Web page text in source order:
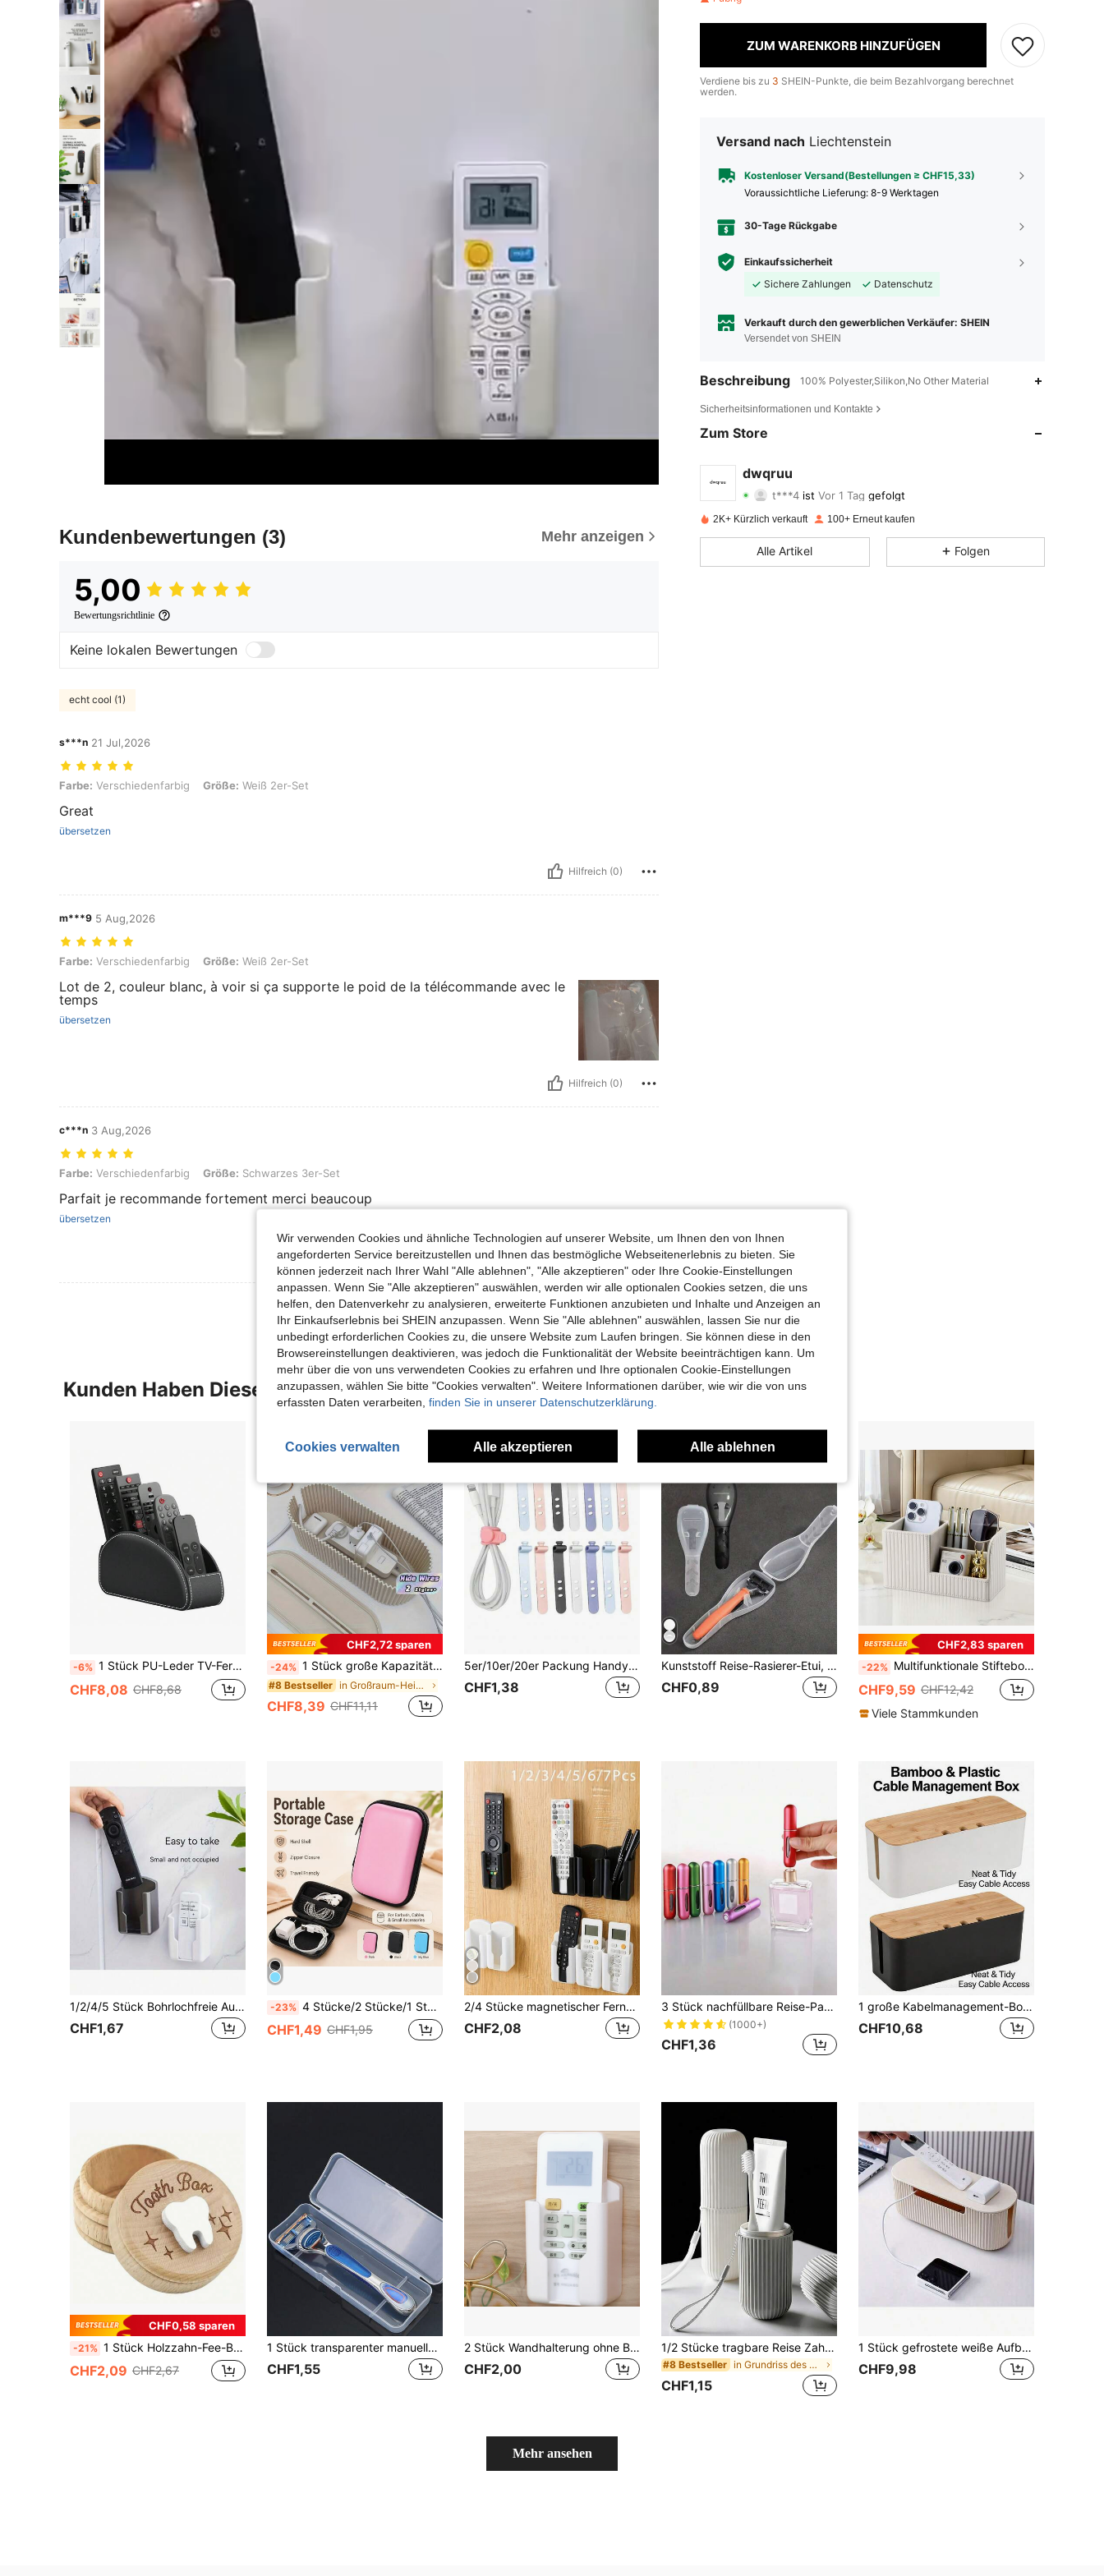
Kundenbewertungen (3) Mehr anzeigen
5,00
Bewertungsrichtlinie
Keine lokalen Bewertungen
echt cool (1)
s***n 21 Jul,2026
Farbe: Verschiedenfarbig, Größe: Weiß 2er-Set
Farbe: Verschiedenfarbig Größe: Weiß 2er-Set
Great
übersetzen
Hilfreich (0)
m***9 5 Aug,2026
Farbe: Verschiedenfarbig, Größe: Weiß 2er-Set
Farbe: Verschiedenfarbig Größe: Weiß 2er-Set
Lot de 2, couleur blanc, à voir si ça supporte le poid de la télécommande avec le
temps
übersetzen
Hilfreich (0)
c***n 3 Aug,2026
Farbe: Verschiedenfarbig, Größe: Schwarzes 3er-Set
Farbe: Verschiedenfarbig Größe: Schwarzes 3er-Set
Parfait je recommande fortement merci beaucoup
übersetzen
Hilfreich (0)
ZUM WARENKORB HINZUFÜGEN
Verdiene bis zu 3 SHEIN-Punkte, die beim Bezahlvorgang berechnet
werden.
Versand nach Liechtenstein
Kostenloser Versand(Bestellungen ≥ CHF15,33)
Voraussichtliche Lieferung: 8-9 Werktagen
30-Tage Rückgabe
Einkaufssicherheit
Sichere Zahlungen
Datenschutz
Verkauft durch den gewerblichen Verkäufer: SHEIN
Versendet von SHEIN
Beschreibung 100% Polyester,Silikon,No Other Material
Sicherheitsinformationen und Kontakte
Zum Store
dwqruu
4,68
t***4 ist Vor 1 Tag gefolgt
4,68
2K+ Kürzlich verkauft 100+ Erneut kaufen
Alle Artikel Folgen
Kunden Haben Diese Artikel Auch Angeschaut
-6% 1 Stück PU-Leder TV-Fernbedienung Aufbewahrungsbox - 5 Fächer Schreibtisch Organizer, kann TV-Fernbedienung, Make-up Pinsel, Schreibwaren, Brillen und kleine Gegenstände aufbewahren - stilvoll und praktisch, geeignet für Zuhause, Schlafzimmer und Wohnzimmer
CHF8,08 CHF8,68
CHF2,72 sparen
-24% 1 Stück große Kapazität Desktop Kabel Management Box Steckdosenleiste Organizer Kabel Sicherheits Aufbewahrung versteckt unordentliche Kabel 2 Farboptionen robuster Kunststoff für Zuhause Büro Computer Schreibtisch Kabel Organizer Kabel Verstecker
#8 Bestseller in Großraum-Heimspeicher Aufbewahrungsboxen, Flasc
CHF8,39 CHF11,11
5er/10er/20er Packung Handy-Kabelorganizer-Clips, Kopfhörer-Kabelclips, Ladekabel-Kabelmanagement-Clips, 3-Loch-Kabelaufbewahrungs-Befestigungsclips, Datenkabel-Wickelspulen-Riemen
CHF1,38
Kunststoff Reise-Rasierer-Etui, tragbare Rasierer-Aufbewahrungsbox, geeignet für Outdoor-Camping und Geschäftsreisen, transparente staubdichte Reise-Aufbewahrungsbox, langanhaltend Kunststoff-Rasierer-Halter, unverzichtbar für Schulausflüge, Strand und Sommerurlaub
CHF0,89
CHF2,83 sparen
-22% Multifunktionale Stiftebox - Geeignet für Büro- und Schulmaterial, platzsparendes Design, modisches Aussehen - Aufbewahrungsbox für Wohnzimmer, Handy- und Medienzubehör-Organizer, Aufbewahrungsbox für den Schreibtisch
CHF9,59 CHF12,42
Viele Stammkunden
1/2/4/5 Stück Bohrlochfreie Aufbewahrungsbox für Klimaanlagen- und TV-Fernbedienung, wandmontierte Fernbedienungsbox für das Badezimmer
CHF1,67
-23% 4 Stücke/2 Stücke/1 Stück tragbare Hartschalen-Aufbewahrungsbox, Mini-Reißverschluss-Elektronik-Organizer-Tasche mit Netzfach, kompakte Aufbewahrungstasche für Kopfhörer, Kabel und Ladegeräte, tragbare Reisetasche, geeignet für Kopfhörer, USB-Kabel, kleine Accessoires, Schreibtisch- und Taschenaufbewahrung
CHF1,49 CHF1,95
2/4 Stücke magnetischer Fernbedienungshalter, wandmontiert, ohne Bohren selbstklebend, geeignet für TV- und Klimaanlagen-Fernbedienungen, einfache Installation, schwarz, ovales Design, stabile Befestigung, Fernbedienungsorganizer für Zuhause
CHF2,08
3 Stück nachfüllbare Reise-Parfümzerstäuber, wiederverwendbare kleine Sprühflaschen, tragbarer Mini-Parfümzerstäuber für Reisen, Urlaub und Outdoor-Aktivitäten, geeignet für Frauen und Männer
(1000+)
CHF1,36
1 große Kabelmanagement-Box - Kabelaufbewahrung und Schutzabdeckung im Holzstil, Kabelorganizer-Box und Deckel im Holzstil, Ladegerät-Organizer und Kabelaufwickler, Desktop-Kabelmanagement, Strom- und Ladekabel-Aufbewahrungsbox mit Deckel - Organisieren Sie Kabel, Datenleitungen und verschiedene Drähte - platzsparende Steckdosen-Verwaltung für Küche, Wohnzimmer, Schlafzimmer, Büro und Esszimmer
CHF10,68
CHF0,58 sparen
-21% 1 Stück Holzzahn-Fee-Box - perfekt zum Sammeln von Zähnen und Haaren, ideales Geburtstagsandenken und Geschenk für Heimdekoration
CHF2,09 CHF2,67
1 Stück transparenter manueller Rasierer mit Aufbewahrungsbox
CHF1,55
2 Stück Wandhalterung ohne Bohren, schwere Ausführung, Aufbewahrungsbox für Fernbedienung. Die Wanddekorations-Aufbewahrungsbox kann Schreibwaren, Stifte, Makeup-Pinsel, Werkzeuge aufbewahren. Kann auch als Aufbewahrungsbox für Küchenutensilien, Besteck, Badezimmer-Zahnbürstenhalter verwendet werden, Multifunktions-Aufbewahrungsbox. Schlafzimmer, Wohnzimmer Dekorativ Fernbedienungsaufbewahrungsbox.
CHF2,00
1/2 Stücke tragbare Reise Zahnbürstenetui, Zahnpasta/Zahnbürste/Gesichtsreiniger Aufbewahrungsbox, staubdichter atmungsaktiver Zahnbürstenhalter, gestreifter rutschfester Mundwasserbecher, geeignet für Zuhause, Outdoor-Reisen, Geschäftsreisen, Camping, Rückkehr zur Schule, Sommerreise-Accessoires, Badezimmer-Accessoires, Pflegeorganizer, Reiseessentials
#8 Bestseller in Grundriss des Studentenwohnheims Aufbewahrungsb
CHF1,15
1 Stück gefrostete weiße Aufbewahrungsbox, geeignet für Steckdosen, Überspannungsschutz, Ladegeräte, Adapter, TV- und Computerkabel - Kabel-Verstaubox für Zuhause/Büro, einfach zu montieren, aus PP-Kunststoff-Material, hält Kabel ordentlich und aufgeräumt, geeignet für Haushalte mit Haustieren.
CHF9,98
Mehr ansehen
Wir verwenden Cookies und ähnliche Technologien auf unserer Website, um Ihnen den von Ihnen
angeforderten Service bereitzustellen und Ihnen das bestmögliche Webseitenerlebnis zu bieten. Sie
können jederzeit nach Ihrer Wahl "Alle ablehnen", "Alle akzeptieren" oder Ihre Cookie-Einstellungen
anpassen. Wenn Sie "Alle akzeptieren" auswählen, werden wir alle optionalen Cookies setzen, die uns
helfen, den Datenverkehr zu analysieren, erweiterte Funktionen anzubieten und Inhalte und Anzeigen an
Ihr Einkaufserlebnis bei SHEIN anzupassen. Wenn Sie "Alle ablehnen" auswählen, lassen Sie nur die
unbedingt erforderlichen Cookies zu, die unsere Website zum Laufen bringen. Sie können diese in den
Browsereinstellungen deaktivieren, was jedoch die Funktionalität der Website beeinträchtigen kann. Um
mehr über die von uns verwendeten Cookies zu erfahren und Ihre optionalen Cookie-Einstellungen
anzupassen, wählen Sie bitte "Cookies verwalten". Weitere Informationen darüber, wie wir die von uns
erfassten Daten verarbeiten, finden Sie in unserer Datenschutzerklärung.
Cookies verwalten Alle akzeptieren Alle ablehnen